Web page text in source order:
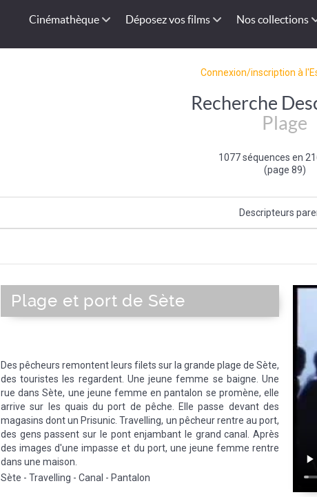
Cinémathèque Déposez vos films Nos collections
Connexion/inscription à
Recherche
Plage
1077 séquences en
(page 89)
Descripteurs
Plage et port de Sète
Des pêcheurs remontent leurs filets sur la grande plage de Sète,
des touristes les regardent. Une jeune femme se baigne. Une
rue dans Sète, une jeune femme en pantalon se promène, elle
arrive sur les quais du port de pêche. Elle passe devant des
magasins dont un Prisunic. Travelling, un pêcheur rentre au port,
des gens passent sur le pont enjambant le grand canal. Après
des images d'une impasse et du port, une jeune femme rentre
dans une maison.
Sète - Travelling - Canal - Pantalon